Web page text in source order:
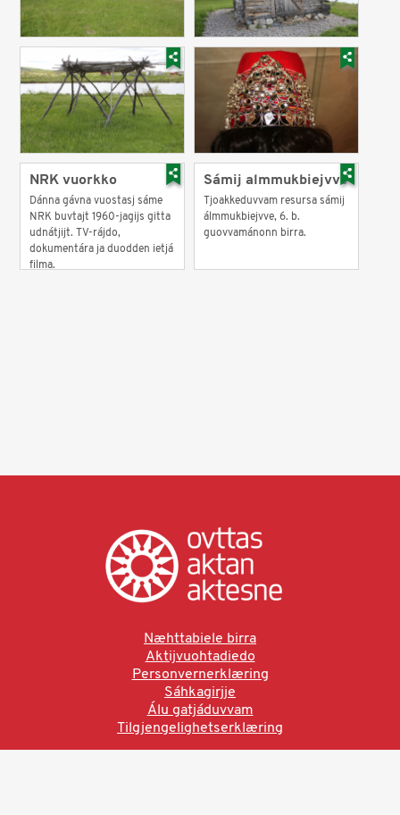
NRK vuorkko
Dánna gávna vuostasj sáme
NRK buvtajt 1960-jagijs gitta
udnátjijt. TV-rájdo,
dokumentára ja duodden ietjá
filma.
Sámij almmukbiejvve
Tjoakkeduvvam resursa sámij
álmmukbiejvve, 6. b.
guovvamánonn birra.
Næhttabiele birra
Aktijvuohtadiedo
Personvernerklæring
Sáhkagirjje
Álu gatjáduvvam
Tilgjengelighetserklæring